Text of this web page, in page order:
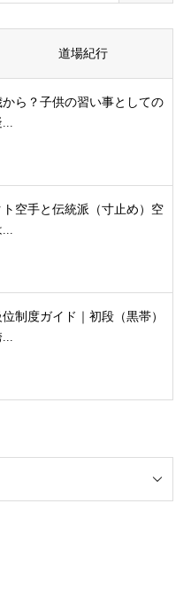
道場紀行
ら？子供の習い事としての
空手と伝統派（寸止め）空
制度ガイド｜初段（黒帯）